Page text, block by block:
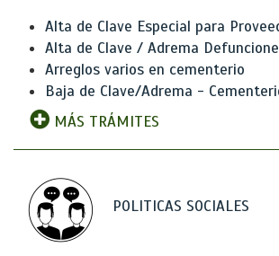
Alta de Clave Especial para
Alta de Clave / Adrema
Arreglos varios en cementerio
Baja de Clave/Adrema -
MÁS TRÁMITES
POLITICAS SOCIALES